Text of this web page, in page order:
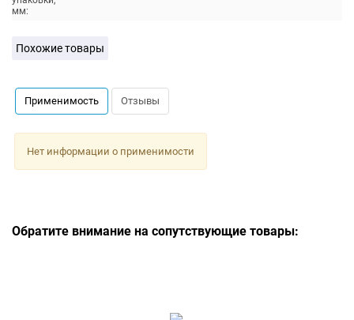
мм:
Похожие товары
Применимость Отзывы
Нет информации о применимости
Обратите внимание на сопутствующие товары: